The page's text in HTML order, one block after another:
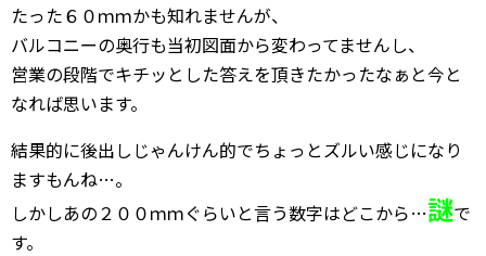
たった６０ｍｍかも知れませんが、
バルコニーの奥行も当初図面から変わってませんし、
営業の段階でキチッとした答えを頂きたかったなぁと今と
なれば思います。
結果的に後出しじゃんけん的でちょっとズルい感じになり
ますもんね…。
しかしあの２００ｍｍぐらいと言う数字はどこから…謎で
す。